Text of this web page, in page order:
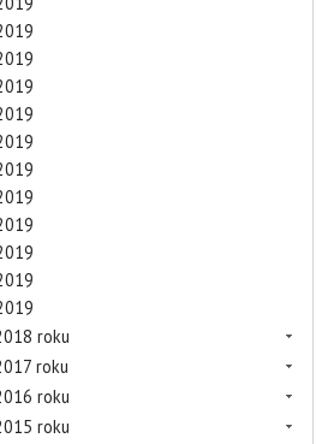
roku
roku
roku
roku